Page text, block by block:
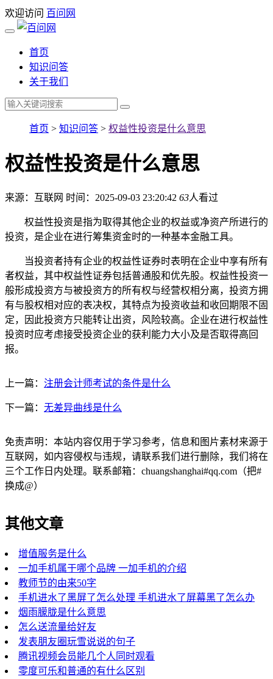
欢迎访问 百问网
首页
知识问答
关于我们
首页 > 知识问答 > 权益性投资是什么意思
权益性投资是什么意思
来源：互联网 时间：2025-09-03 23:20:42 63人看过
权益性投资是指为取得其他企业的权益或净资产所进行的
投资，是企业在进行筹集资金时的一种基本金融工具。
当投资者持有企业的权益性证券时表明在企业中享有所有
者权益，其中权益性证券包括普通股和优先股。权益性投资一
般形成投资方与被投资方的所有权与经营权相分离，投资方拥
有与股权相对应的表决权，其特点为投资收益和收回期限不固
定，因此投资方只能转让出资，风险较高。企业在进行权益性
投资时应考虑接受投资企业的获利能力大小及是否取得高回
报。
上一篇： 注册会计师考试的条件是什么
下一篇： 无差异曲线是什么
免责声明：本站内容仅用于学习参考，信息和图片素材来源于
互联网，如内容侵权与违规，请联系我们进行删除，我们将在
三个工作日内处理。联系邮箱：chuangshanghai#qq.com（把#
换成@）
其他文章
增值服务是什么
一加手机属于哪个品牌 一加手机的介绍
教师节的由来50字
手机进水了黑屏了怎么处理 手机进水了屏幕黑了怎么办
烟雨朦胧是什么意思
怎么送流量给好友
发表朋友圈玩雪说说的句子
腾讯视频会员能几个人同时观看
零度可乐和普通的有什么区别